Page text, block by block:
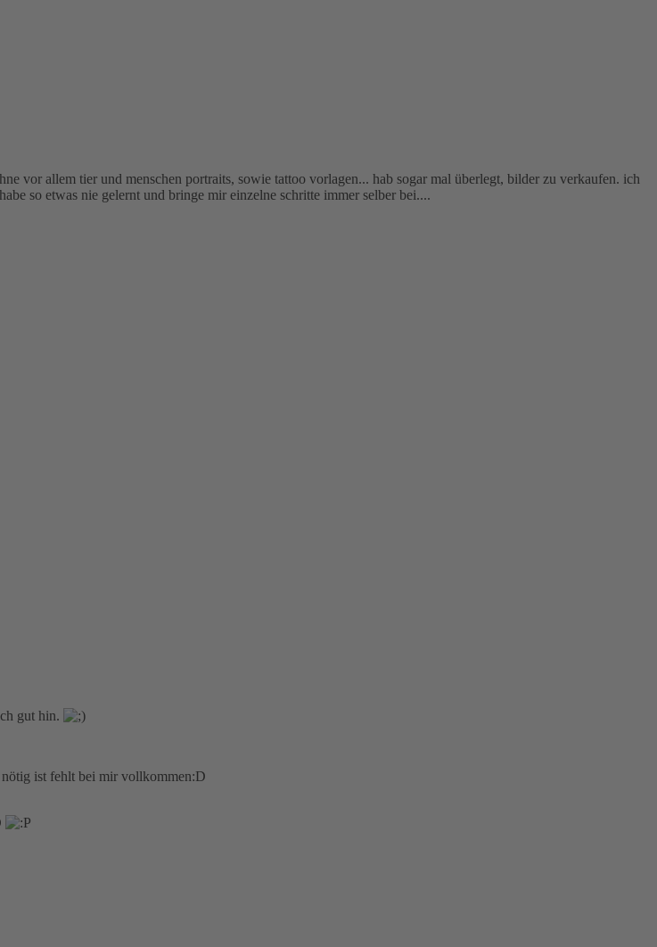
vor allem tier und menschen portraits, sowie tattoo vorlagen... hab sogar mal überlegt, bilder zu verkaufen. ich
so etwas nie gelernt und bringe mir einzelne schritte immer selber bei....
gut hin.
nötig ist fehlt bei mir vollkommen:D